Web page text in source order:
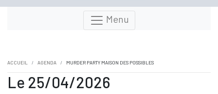
Menu
ACCUEIL AGENDA MURDER PARTY MAISON DES POSSIBLES
Le 25/04/2026